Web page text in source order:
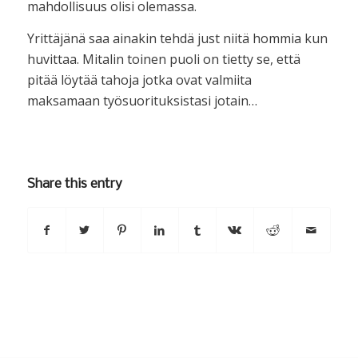
mahdollisuus olisi olemassa.
Yrittäjänä saa ainakin tehdä just niitä hommia kun
huvittaa. Mitalin toinen puoli on tietty se, että
pitää löytää tahoja jotka ovat valmiita
maksamaan työsuorituksistasi jotain…
Share this entry